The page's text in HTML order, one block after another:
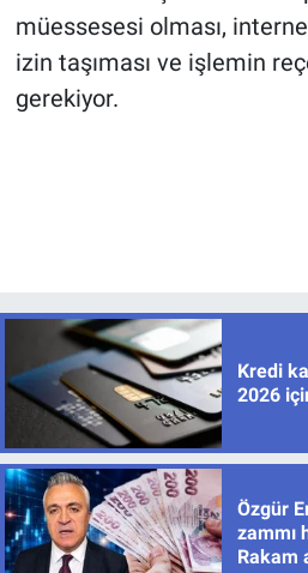
müessesesi olması,
izin taşıması ve işlemin
gerekiyor.
Kredi
2026
Özgür
zammı
Rakam